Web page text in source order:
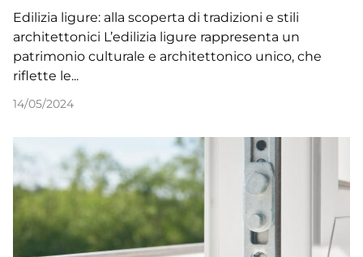
Edilizia ligure: alla scoperta di tradizioni e stili
architettonici L’edilizia ligure rappresenta un
patrimonio culturale e architettonico unico, che
riflette le...
14/05/2024